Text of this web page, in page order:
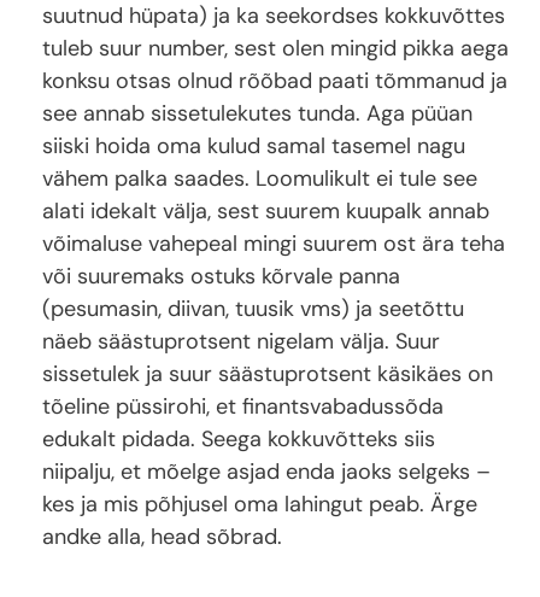
suutnud hüpata) ja ka seekordses kokkuvõttes
tuleb suur number, sest olen mingid pikka aega
konksu otsas olnud rõõbad paati tõmmanud ja
see annab sissetulekutes tunda. Aga püüan
siiski hoida oma kulud samal tasemel nagu
vähem palka saades. Loomulikult ei tule see
alati idekalt välja, sest suurem kuupalk annab
võimaluse vahepeal mingi suurem ost ära teha
või suuremaks ostuks kõrvale panna
(pesumasin, diivan, tuusik vms) ja seetõttu
näeb säästuprotsent nigelam välja. Suur
sissetulek ja suur säästuprotsent käsikäes on
tõeline püssirohi, et finantsvabadussõda
edukalt pidada. Seega kokkuvõtteks siis
niipalju, et mõelge asjad enda jaoks selgeks –
kes ja mis põhjusel oma lahingut peab. Ärge
andke alla, head sõbrad.